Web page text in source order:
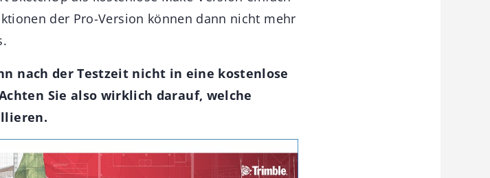
der Pro-Version können dann nicht mehr
nach der Testzeit nicht in eine kostenlose
Sie also wirklich darauf, welche